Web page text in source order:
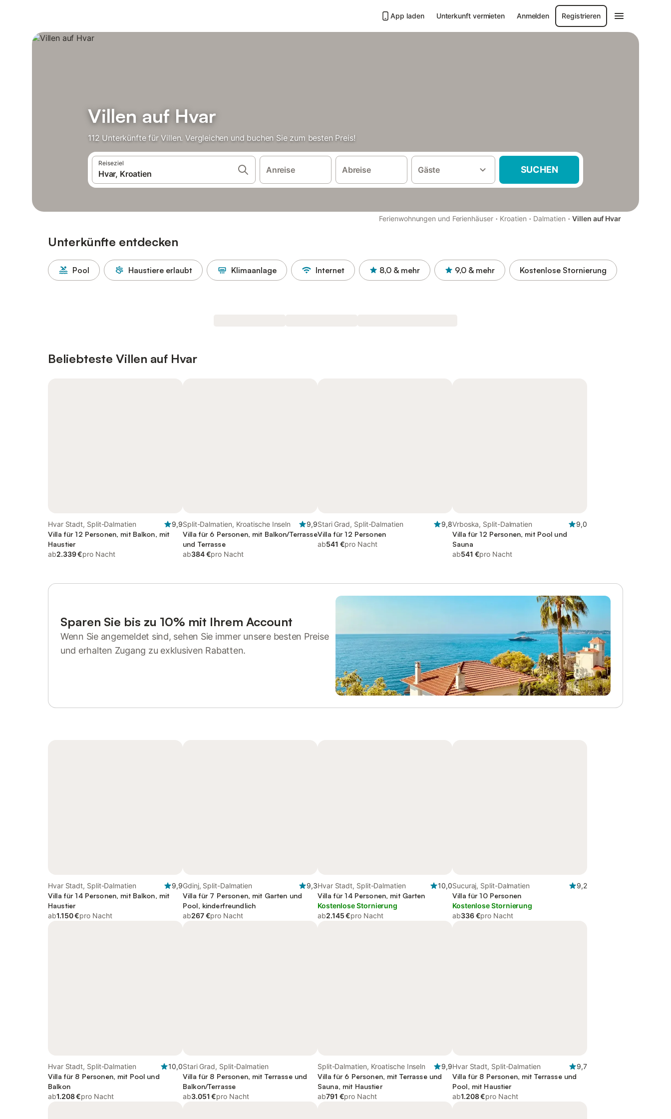
App laden Unterkunft vermieten Anmelden Registrieren
Villen auf Hvar
112 Unterkünfte für Villen. Vergleichen und buchen Sie zum besten Preis!
Reiseziel
Anreise Abreise Gäste SUCHEN
Ferienwohnungen und Ferienhäuser · Kroatien · Dalmatien · Villen auf Hvar
Unterkünfte entdecken
Pool Haustiere erlaubt Klimaanlage Internet 8,0 & mehr 9,0 & mehr Kostenlose Stornierung
Beliebteste Villen auf Hvar
Hvar Stadt, Split-Dalmatien
9,9
Villa für 12 Personen, mit Balkon, mit
Haustier
ab2.339 €pro Nacht
Split-Dalmatien, Kroatische Inseln
9,9
Villa für 6 Personen, mit Balkon/Terrasse
und Terrasse
ab384 €pro Nacht
Stari Grad, Split-Dalmatien
9,8
Villa für 12 Personen
ab541 €pro Nacht
Vrboska, Split-Dalmatien
9,0
Villa für 12 Personen, mit Pool und
Sauna
ab541 €pro Nacht
Sparen Sie bis zu 10% mit Ihrem Account
Wenn Sie angemeldet sind, sehen Sie immer unsere besten Preise
und erhalten Zugang zu exklusiven Rabatten.
Hvar Stadt, Split-Dalmatien
9,9
Villa für 14 Personen, mit Balkon, mit
Haustier
ab1.150 €pro Nacht
Gdinj, Split-Dalmatien
9,3
Villa für 7 Personen, mit Garten und
Pool, kinderfreundlich
ab267 €pro Nacht
Hvar Stadt, Split-Dalmatien
10,0
Villa für 14 Personen, mit Garten
Kostenlose Stornierung
ab2.145 €pro Nacht
Sucuraj, Split-Dalmatien
9,2
Villa für 10 Personen
Kostenlose Stornierung
ab336 €pro Nacht
Hvar Stadt, Split-Dalmatien
10,0
Villa für 8 Personen, mit Pool und
Balkon
ab1.208 €pro Nacht
Stari Grad, Split-Dalmatien
Villa für 8 Personen, mit Terrasse und
Balkon/Terrasse
ab3.051 €pro Nacht
Split-Dalmatien, Kroatische Inseln
9,9
Villa für 6 Personen, mit Terrasse und
Sauna, mit Haustier
ab791 €pro Nacht
Hvar Stadt, Split-Dalmatien
9,7
Villa für 8 Personen, mit Terrasse und
Pool, mit Haustier
ab1.208 €pro Nacht